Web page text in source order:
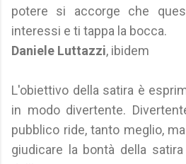
potere si accorge che
interessi e ti tappa la bocca.
Daniele Luttazzi, ibidem
L'obiettivo della satira è
in modo divertente.
pubblico ride, tanto meglio,
giudicare la bontà della